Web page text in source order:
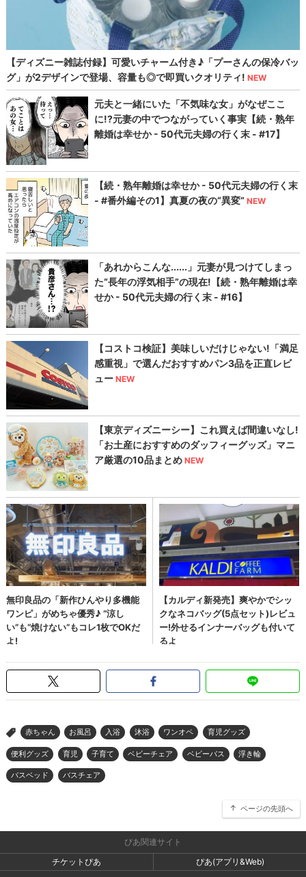
> 赤ちゃん お風呂 入浴 沐浴 ワンオペ 育児グッズ
便利グッズ 育児 子育て ベビーチェア ベビーバス 浮き輪
バスベッド バスチェア
ページの先頭へ
ぴあ関連サイト
チケットぴあ
ぴあ(アプリ&Web)